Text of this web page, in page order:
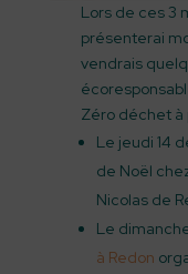
Lors de ces 3
présenterai
vendrais
Zéro déchet à
Le jeudi 14
de Noël
Nicolas de
Le
à Redon